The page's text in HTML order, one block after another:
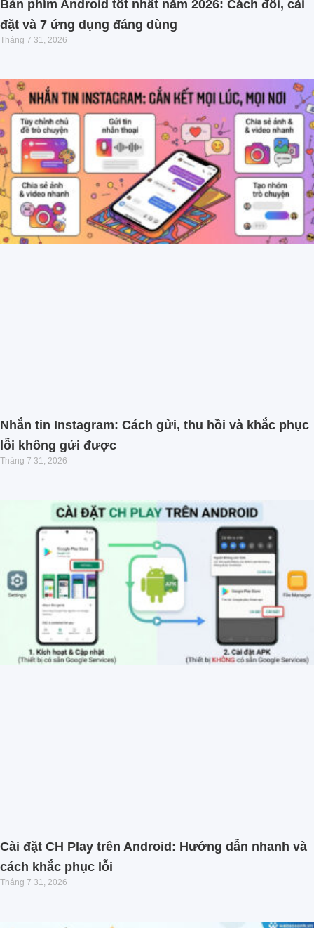
Bàn phím Android tốt nhất năm 2026: Cách đổi, cài
đặt và 7 ứng dụng đáng dùng
Tháng 7 31, 2026
Nhắn tin Instagram: Cách gửi, thu hồi và khắc phục
lỗi không gửi được
Tháng 7 31, 2026
Cài đặt CH Play trên Android: Hướng dẫn nhanh và
cách khắc phục lỗi
Tháng 7 31, 2026